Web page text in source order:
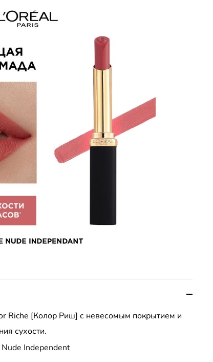
Riche [Колор Риш] с невесомым покрытием и
сухости.
Independent